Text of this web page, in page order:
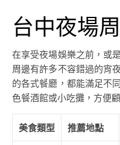
台中夜場
在享受夜場娛樂之前，或
周邊有許多不容錯過的宵
的各式餐廳，都能滿足不
色餐酒館或小吃攤，方便
美食類型 推薦地點